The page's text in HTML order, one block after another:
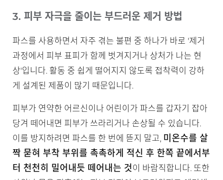
3. 피부 자극을 줄이는 부드러운 제거 방법
파스를 사용하면서 자주 겪는 불편 중 하나가 바로 '제거
과정에서 피부 표피가 함께 벗겨지거나 상처가 나는 현
상'입니다. 활동 중 쉽게 떨어지지 않도록 접착력이 강하
게 설계된 제품이 많기 때문입니다.
피부가 연약한 어르신이나 어린이가 파스를 갑자기 잡아
당겨 떼어내면 피부가 쓰라리거나 손상될 수 있습니다.
이를 방지하려면 파스를 한 번에 뜯지 말고, 미온수를 살
짝 묻혀 부착 부위를 촉촉하게 적신 후 한쪽 끝에서부
터 천천히 밀어내듯 떼어내는 것이 바람직합니다. 또한